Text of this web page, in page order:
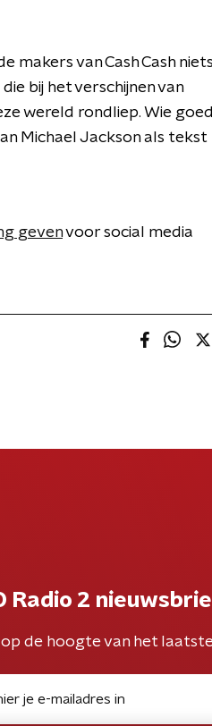
makers van Cash Cash niets
bij het verschijnen van
wereld rondliep. Wie goed
Michael Jackson als tekst
gevenvoor social media
Radio 2
de hoogte van het